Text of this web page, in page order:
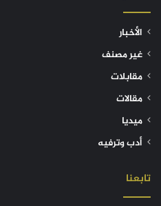
الأخبار
غير مصنف
مقابلات
مقالات
ميديا
أدب وترفيه
تابعنا